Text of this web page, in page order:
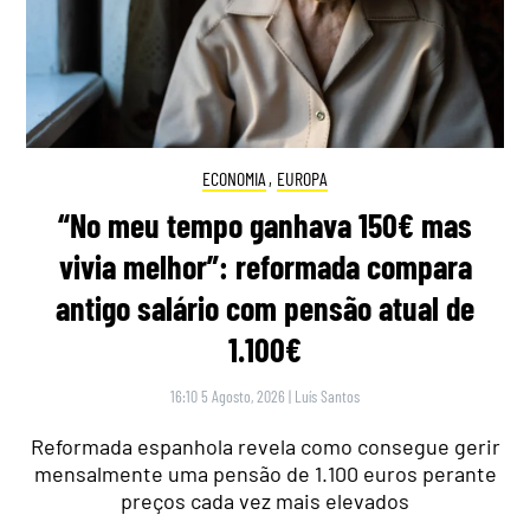
ECONOMIA , EUROPA
“No meu tempo ganhava 150€ mas
vivia melhor”: reformada compara
antigo salário com pensão atual de
1.100€
16:10 5 Agosto, 2026 | Luís Santos
Reformada espanhola revela como consegue gerir
mensalmente uma pensão de 1.100 euros perante
preços cada vez mais elevados